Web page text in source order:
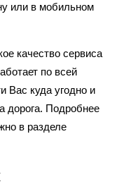
или в мобильном
качество сервиса
по всей
Вас куда угодно и
дорога. Подробнее
в разделе